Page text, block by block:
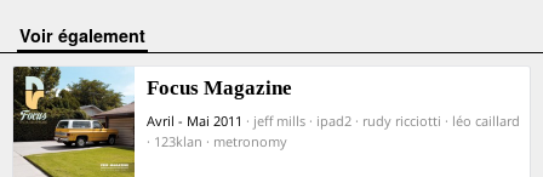
voir également
Focus Magazine
Avril - Mai 2011 · jeff mills · ipad2 · rudy ricciotti · léo caillard
· 123klan · metronomy